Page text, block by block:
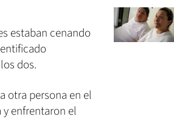
estaban cenando
dos.
otra persona en el
enfrentaron el